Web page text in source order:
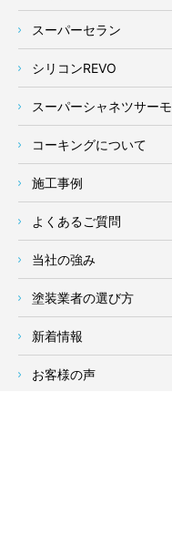
スーパーセラン
シリコンREVO
スーパーシャネツサーモ
コーキングについて
施工事例
よくあるご質問
当社の強み
塗装業者の選び方
新着情報
お客様の声